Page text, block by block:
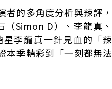
者的多角度分析與辣評，
Simon D）、李龍真、
李龍真一針見血的「辣
本季精彩到「一刻都無法